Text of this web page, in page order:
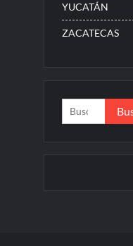
YUCATÁN
ZACATECAS
Buscar: